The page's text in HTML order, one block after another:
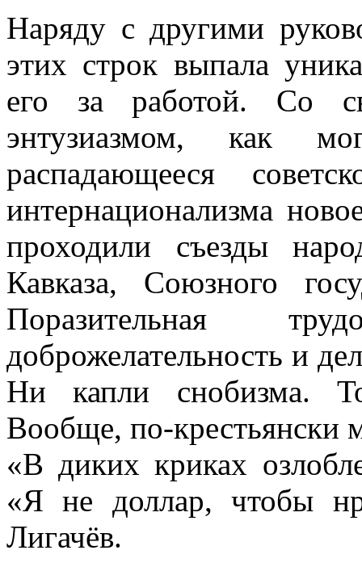
Наряду с другими
этих строк выпала
его за работой. Со
энтузиазмом, как
распадающееся
интернационализма
проходили съезды
Кавказа, Союзного
Поразительная
доброжелательность и
Ни капли снобизма.
Вообще, по-крестьянски
«В диких криках
«Я не доллар, чтобы
Лигачёв.